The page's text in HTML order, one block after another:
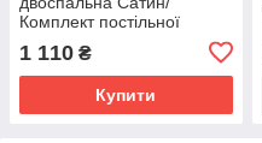
Комплект постільної
1 110 ₴
Купити